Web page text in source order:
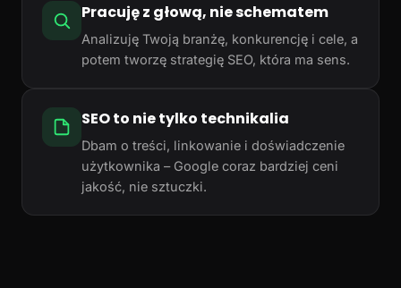
Pracuję z głową, nie schematem
Analizuję Twoją branżę, konkurencję i cele, a
potem tworzę strategię SEO, która ma sens.
SEO to nie tylko technikalia
Dbam o treści, linkowanie i doświadczenie
użytkownika – Google coraz bardziej ceni
jakość, nie sztuczki.